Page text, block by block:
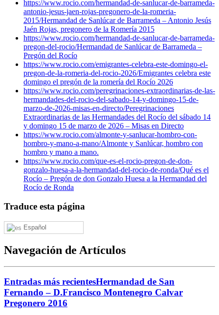
https://www.rocio.com/hermandad-de-sanlucar-de-barrameda-
antonio-jesus-jaen-rojas-pregonero-de-la-romeria-
2015/Hermandad de Sanlúcar de Barrameda – Antonio Jesús
Jaén Rojas, pregonero de la Romería 2015
https://www.rocio.com/hermandad-de-sanlucar-de-barrameda-
pregon-del-rocio/Hermandad de Sanlúcar de Barrameda –
Pregón del Rocío
https://www.rocio.com/emigrantes-celebra-este-domingo-el-
pregon-de-la-romeria-del-rocio-2026/Emigrantes celebra este
domingo el pregón de la romería del Rocío 2026
https://www.rocio.com/peregrinaciones-extraordinarias-de-las-
hermandades-del-rocio-del-sabado-14-y-domingo-15-de-
marzo-de-2026-misas-en-directo/Peregrinaciones
Extraordinarias de las Hermandades del Rocío del sábado 14
y domingo 15 de marzo de 2026 – Misas en Directo
https://www.rocio.com/almonte-y-sanlucar-hombro-con-
hombro-y-mano-a-mano/Almonte y Sanlúcar, hombro con
hombro y mano a mano.
https://www.rocio.com/que-es-el-rocio-pregon-de-don-
gonzalo-huesa-a-la-hermandad-del-rocio-de-ronda/Qué es el
Rocío – Pregón de don Gonzalo Huesa a la Hermandad del
Rocío de Ronda
Traduce esta página
Español
Navegación de Artículos
Entradas más recientesHermandad de San
Fernando – D.Francisco Montenegro Calvar
Pregonero 2016